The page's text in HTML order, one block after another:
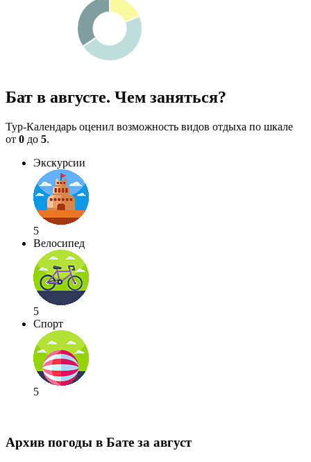
Бат в августе. Чем заняться?
Тур-Календарь оценил возможность видов отдыха по шкале
от 0 до 5.
Экскурсии
5
Велосипед
5
Спорт
5
Архив погоды в Бате за август